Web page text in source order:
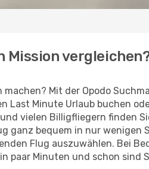
Mission
Mit der Opodo
Last Minute Urlaub buchen
vielen Billigfliegern finden
ganz bequem in nur wenigen
Flug auszuwählen. Bei
Minuten und schon sind